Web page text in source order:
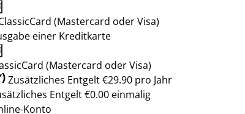
(Mastercard oder Visa)
einer Kreditkarte
(Mastercard oder Visa)
Zusätzliches Entgelt €29.90 pro Jahr
Entgelt €0.00 einmalig
Konto